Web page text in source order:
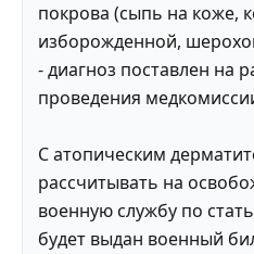
покрова (сыпь на коже,
изборожденной,
- диагноз поставлен на
проведения
С атопическим
рассчитывать на
военную службу по
будет выдан военный